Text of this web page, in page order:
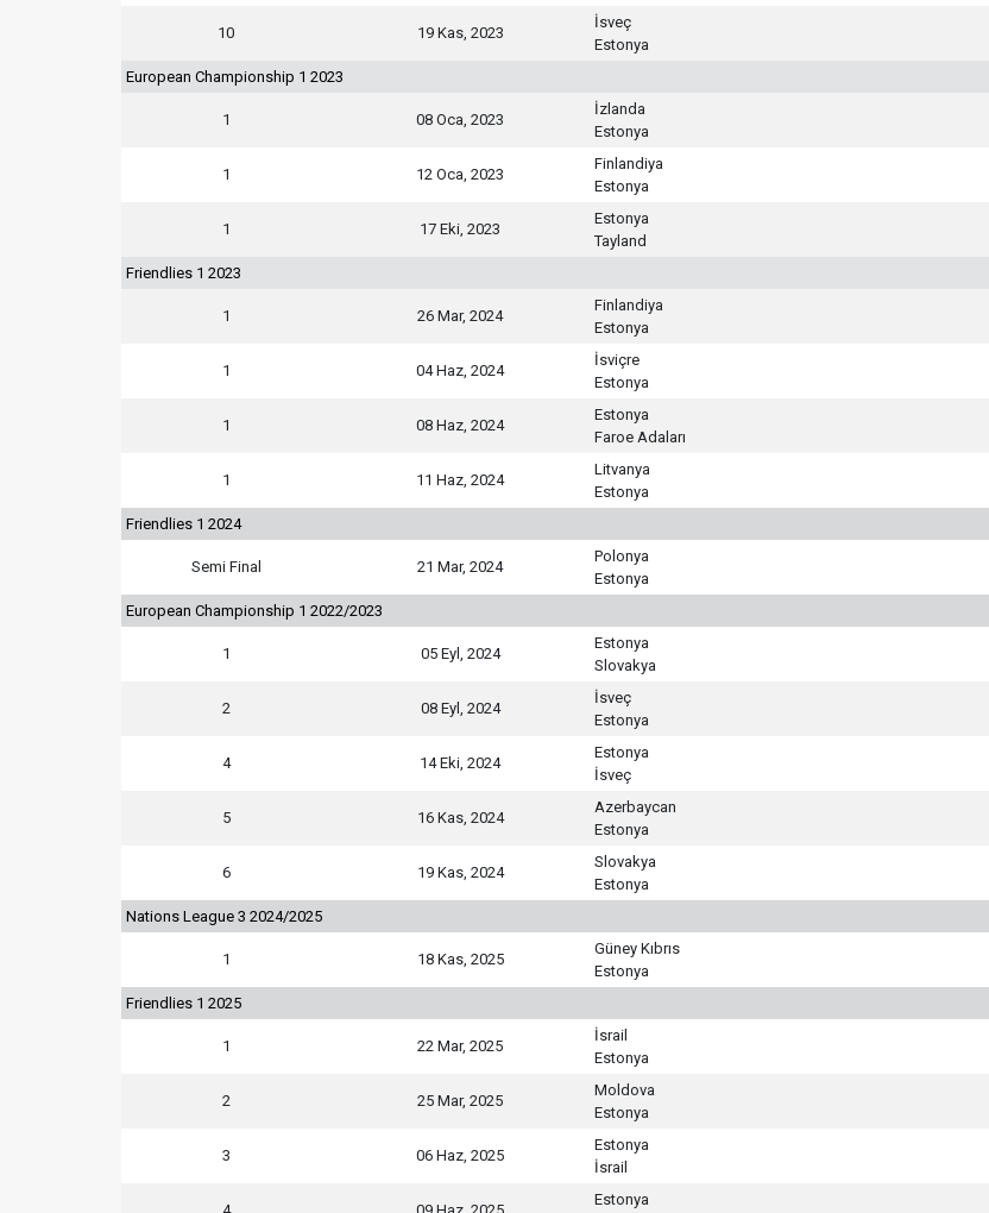
10 19 Kas, 2023
İsveç
Estonya
European Championship 1 2023
1 08 Oca, 2023
İzlanda
Estonya
1 12 Oca, 2023
Finlandiya
Estonya
1 17 Eki, 2023
Estonya
Tayland
Friendlies 1 2023
1 26 Mar, 2024
Finlandiya
Estonya
1 04 Haz, 2024
İsviçre
Estonya
1 08 Haz, 2024
Estonya
Faroe Adaları
1 11 Haz, 2024
Litvanya
Estonya
Friendlies 1 2024
Semi Final 21 Mar, 2024
Polonya
Estonya
European Championship 1 2022/2023
1 05 Eyl, 2024
Estonya
Slovakya
2 08 Eyl, 2024
İsveç
Estonya
4 14 Eki, 2024
Estonya
İsveç
5 16 Kas, 2024
Azerbaycan
Estonya
6 19 Kas, 2024
Slovakya
Estonya
Nations League 3 2024/2025
1 18 Kas, 2025
Güney Kıbrıs
Estonya
Friendlies 1 2025
1 22 Mar, 2025
İsrail
Estonya
2 25 Mar, 2025
Moldova
Estonya
3 06 Haz, 2025
Estonya
İsrail
Estonya